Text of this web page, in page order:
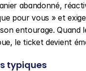
abandonné,
pour vous » et
entourage. Quand
le ticket devient
typiques